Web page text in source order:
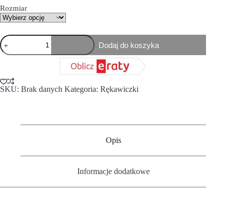
Rozmiar
Dodaj do koszyka
SKU: Brak danych Kategoria: Rękawiczki
Opis
Informacje dodatkowe